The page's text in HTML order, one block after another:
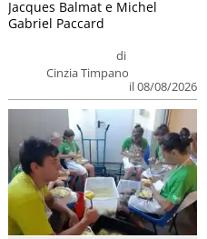
di
Cinzia Timpano
il 08/08/2026
Jacques Balmat e Michel
Gabriel Paccard